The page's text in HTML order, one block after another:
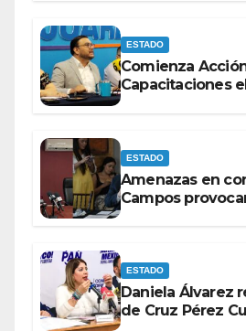
ESTADO
Comienza
Capacitaciones
ESTADO
Amenazas en
Campos
ESTADO
Daniela Álvarez
de Cruz Pérez